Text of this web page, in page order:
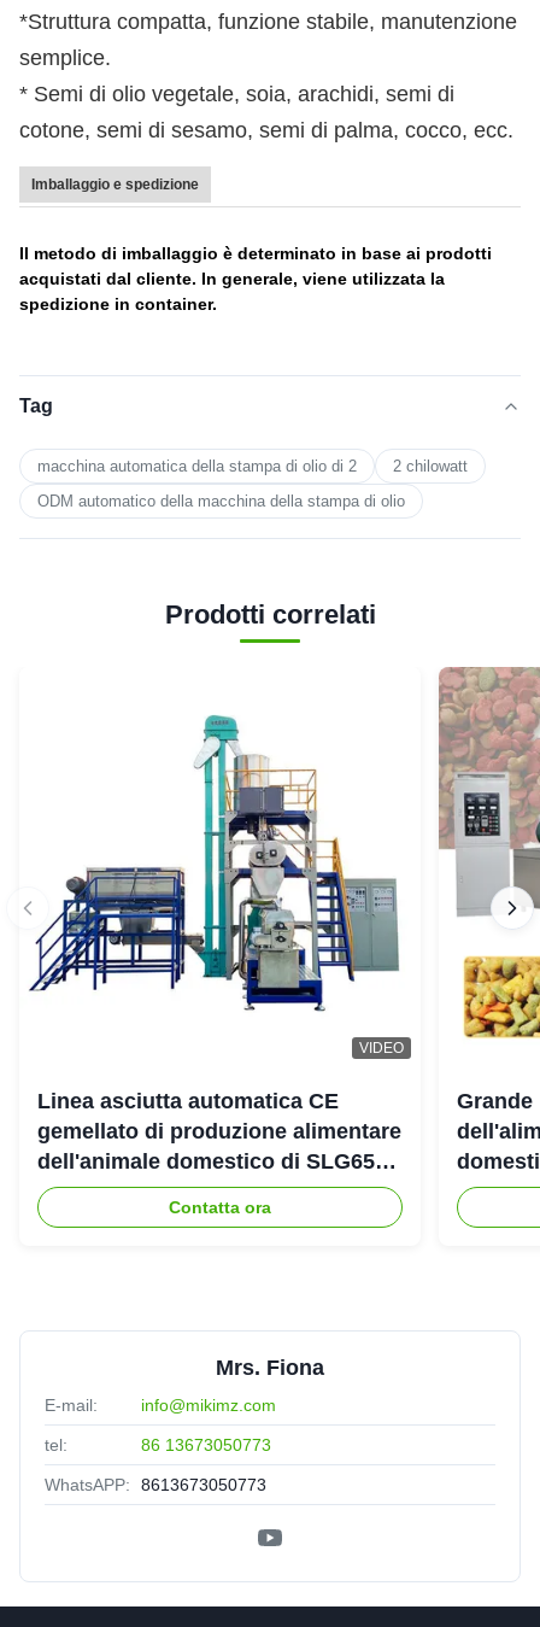
*Struttura compatta, funzione stabile, manutenzione
semplice.
* Semi di olio vegetale, soia, arachidi, semi di
cotone, semi di sesamo, semi di palma, cocco, ecc.
Imballaggio e spedizione
Il metodo di imballaggio è determinato in base ai prodotti
acquistati dal cliente. In generale, viene utilizzata la
spedizione in container.
Tag
macchina automatica della stampa di olio di 2
2 chilowatt
ODM automatico della macchina della stampa di olio
Prodotti correlati
VIDEO
Linea asciutta automatica CE
gemellato di produzione alimentare
dell'animale domestico di SLG65
SLG70 dell'estrusore a vite di
parallelo
Contatta ora
Grande
Mrs. Fiona
E-mail: info@mikimz.com
tel: 86 13673050773
WhatsAPP: 8613673050773